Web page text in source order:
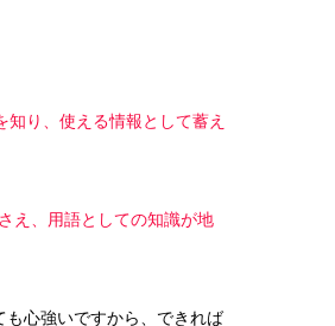
り、使える情報として蓄え
え、用語としての知識が地
心強いですから、できれば